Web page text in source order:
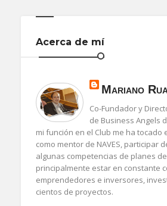
Acerca de mí
Mariano
Co-Fundador y
de Business Angels
mi función en el Club me ha
como mentor de NAVES, participar
algunas competencias de planes
principalmente estar en constante
emprendedores e inversores,
cientos de proyectos.